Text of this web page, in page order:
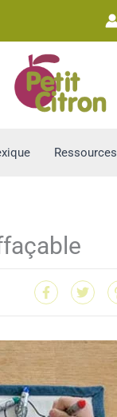
Ressources